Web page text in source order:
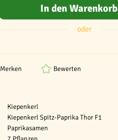
Kiepenkerl
Kiepenkerl Spitz-Paprika Thor F1
Paprikasamen
In den Warenkorb
oder
Merken Bewerten